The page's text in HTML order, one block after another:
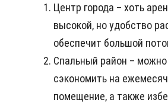
Центр города – хоть
высокой, но удобство
обеспечит большой
Спальный район –
сэкономить на
помещение, а также